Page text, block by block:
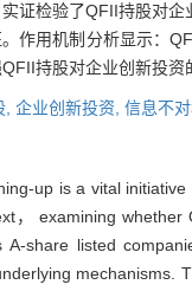
证检验了QFII持股对
作用机制分析显示：
持股对企业创新投
, 企业创新投资, 信息不
up is a vital
， examining
A-share listed
mechanisms.